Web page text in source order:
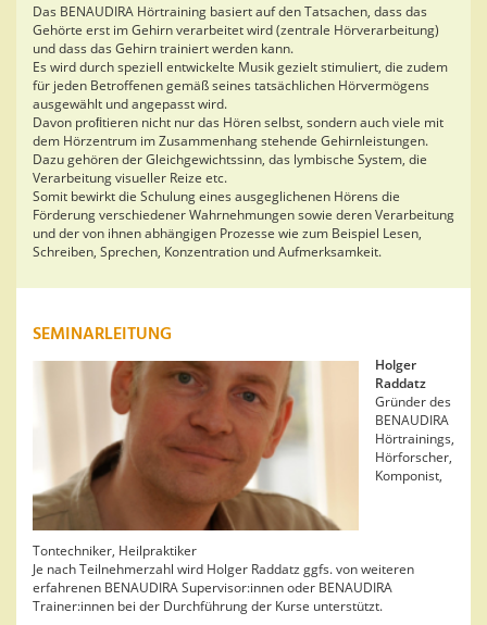
Das BENAUDIRA Hörtraining basiert auf den Tatsachen, dass das
Gehörte erst im Gehirn verarbeitet wird (zentrale Hörverarbeitung)
und dass das Gehirn trainiert werden kann.
Es wird durch speziell entwickelte Musik gezielt stimuliert, die zudem
für jeden Betroffenen gemäß seines tatsächlichen Hörvermögens
ausgewählt und angepasst wird.
Davon proﬁtieren nicht nur das Hören selbst, sondern auch viele mit
dem Hörzentrum im Zusammenhang stehende Gehirnleistungen.
Dazu gehören der Gleichgewichtssinn, das lymbische System, die
Verarbeitung visueller Reize etc.
Somit bewirkt die Schulung eines ausgeglichenen Hörens die
Förderung verschiedener Wahrnehmungen sowie deren Verarbeitung
und der von ihnen abhängigen Prozesse wie zum Beispiel Lesen,
Schreiben, Sprechen, Konzentration und Aufmerksamkeit.
SEMINARLEITUNG
Holger
Raddatz
Gründer des
BENAUDIRA
Hörtrainings,
Hörforscher,
Komponist,
Tontechniker, Heilpraktiker
Je nach Teilnehmerzahl wird Holger Raddatz ggfs. von weiteren
erfahrenen BENAUDIRA Supervisor:innen oder BENAUDIRA
Trainer:innen bei der Durchführung der Kurse unterstützt.